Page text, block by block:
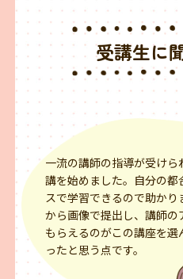
受講生に
一流の講師の指導が受けら
講を始めました。自分の都
スで学習できるので助かり
から画像で提出し、講師の
もらえるのがこの講座を選
ったと思う点です。